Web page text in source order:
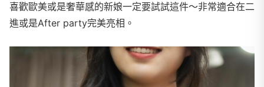
喜歡歐美或是奢華感的新娘一定要試試這件～非常適合在二
進或是After party完美亮相。